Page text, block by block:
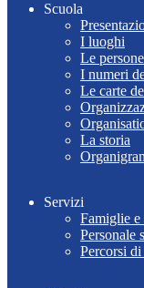
Scuola
I luoghi
Le persone
I numeri
Le carte
La storia
Servizi
Famiglie e
Personale
Percorsi